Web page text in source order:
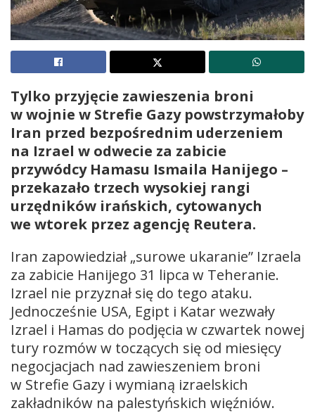
Tylko przyjęcie zawieszenia broni
w wojnie w Strefie Gazy powstrzymałoby
Iran przed bezpośrednim uderzeniem
na Izrael w odwecie za zabicie
przywódcy Hamasu Ismaila Hanijego –
przekazało trzech wysokiej rangi
urzędników irańskich, cytowanych
we wtorek przez agencję Reutera.
Iran zapowiedział „surowe ukaranie” Izraela
za zabicie Hanijego 31 lipca w Teheranie.
Izrael nie przyznał się do tego ataku.
Jednocześnie USA, Egipt i Katar wezwały
Izrael i Hamas do podjęcia w czwartek nowej
tury rozmów w toczących się od miesięcy
negocjacjach nad zawieszeniem broni
w Strefie Gazy i wymianą izraelskich
zakładników na palestyńskich więźniów.